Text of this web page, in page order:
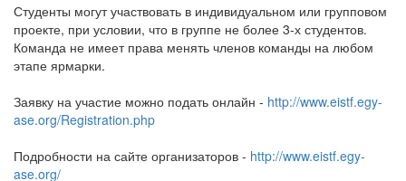
Студенты могут участвовать в индивидуальном или групповом
проекте, при условии, что в группе не более 3-х студентов.
Команда не имеет права менять членов команды на любом
этапе ярмарки.
Заявку на участие можно подать онлайн - http://www.eistf.egy-
ase.org/Registration.php
Подробности на сайте организаторов - http://www.eistf.egy-
ase.org/